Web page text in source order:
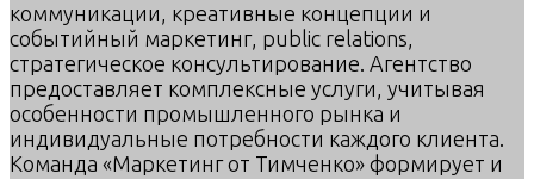
коммуникации, креативные концепции и
событийный маркетинг, public relations,
стратегическое консультирование. Агентство
предоставляет комплексные услуги, учитывая
особенности промышленного рынка и
индивидуальные потребности каждого клиента.
Команда «Маркетинг от Тимченко» формирует и